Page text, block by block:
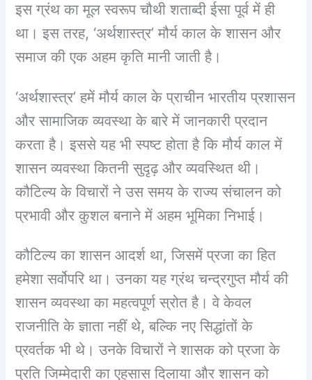
इस ग्रंथ का मूल स्वरूप चौथी शताब्दी ईसा पूर्व में ही
था। इस तरह, ‘अर्थशास्त्र’ मौर्य काल के शासन और
समाज की एक अहम कृति मानी जाती है।
‘अर्थशास्त्र’ हमें मौर्य काल के प्राचीन भारतीय प्रशासन
और सामाजिक व्यवस्था के बारे में जानकारी प्रदान
करता है। इससे यह भी स्पष्ट होता है कि मौर्य काल में
शासन व्यवस्था कितनी सुदृढ़ और व्यवस्थित थी।
कौटिल्य के विचारों ने उस समय के राज्य संचालन को
प्रभावी और कुशल बनाने में अहम भूमिका निभाई।
कौटिल्य का शासन आदर्श था, जिसमें प्रजा का हित
हमेशा सर्वोपरि था। उनका यह ग्रंथ चन्द्रगुप्त मौर्य की
शासन व्यवस्था का महत्वपूर्ण स्रोत है। वे केवल
राजनीति के ज्ञाता नहीं थे, बल्कि नए सिद्धांतों के
प्रवर्तक भी थे। उनके विचारों ने शासक को प्रजा के
प्रति जिम्मेदारी का एहसास दिलाया और शासन को